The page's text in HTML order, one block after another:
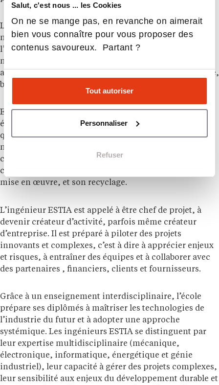
Salut, c'est nous ... les Cookies
On ne se mange pas, en revanche on aimerait
bien vous connaître pour vous proposer des
contenus savoureux. Partant ?
Tout autoriser
Personnaliser
Refuser
L’ESTIA les conduit à maîtriser aussi bien la
mécanique, l’électronique, que l’énergétique et
l’informatique afin qu’ils soient opérationnels dans de
nombreux secteurs d’activités : aéronautique,
automobile, énergie, environnement, agro-alimentaire,
biens d’équipements, informatique.
Expert en intégration, l’ingénieur ESTIA participe aux
équipes projets aussi bien dans les grandes entreprises
que dans les PME. Il maîtrise l’ensemble des éléments
nécessaires à l’évolution du produit au cours de son
cycle de vie, depuis l’expression des besoins, la
conception, la production, jusqu’à son exploitation, sa
mise en œuvre, et son recyclage.
L’ingénieur ESTIA est appelé à être chef de projet, à
devenir créateur d’activité, parfois même créateur
d’entreprise. Il est préparé à piloter des projets
innovants et complexes, c’est à dire à apprécier enjeux
et risques, à entraîner des équipes et à collaborer avec
des partenaires , financiers, clients et fournisseurs.
Grâce à un enseignement interdisciplinaire, l’école
prépare ses diplômés à maîtriser les technologies de
l’industrie du futur et à adopter une approche
systémique. Les ingénieurs ESTIA se distinguent par
leur expertise multidisciplinaire (mécanique,
électronique, informatique, énergétique et génie
industriel), leur capacité à gérer des projets complexes,
leur sensibilité aux enjeux du développement durable et